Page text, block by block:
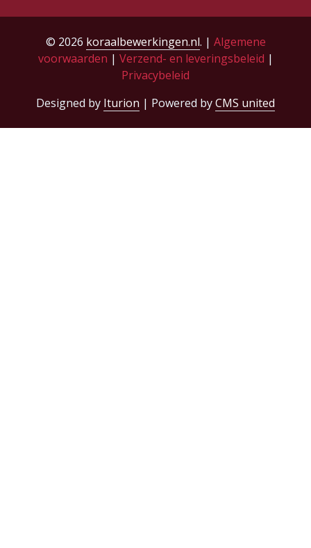
© 2026 koraalbewerkingen.nl. | Algemene
voorwaarden | Verzend- en leveringsbeleid |
Privacybeleid
Designed by Iturion | Powered byCMS united